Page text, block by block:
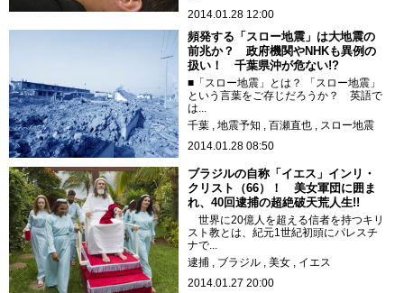
2014.01.28 12:00
頻発する「スロー地震」は大地震の
前兆か？ 政府機関やNHKも異例の
扱い！ 千葉県沖が危ない!?
■「スロー地震」とは？ 「スロー地震」
という言葉をご存じだろうか？ 英語で
は...
千葉
地震予知 百瀬直也
スロー地震
2014.01.28 08:50
ブラジルの自称「イエス」インリ・
クリスト（66）！ 美女軍団に囲ま
れ、40回逮捕の超絶破天荒人生!!
世界に20億人を超える信者を持つキリ
スト教とは、紀元1世紀初頭にパレスチ
ナで...
逮捕
ブラジル 美女
イエス
2014.01.27 20:00